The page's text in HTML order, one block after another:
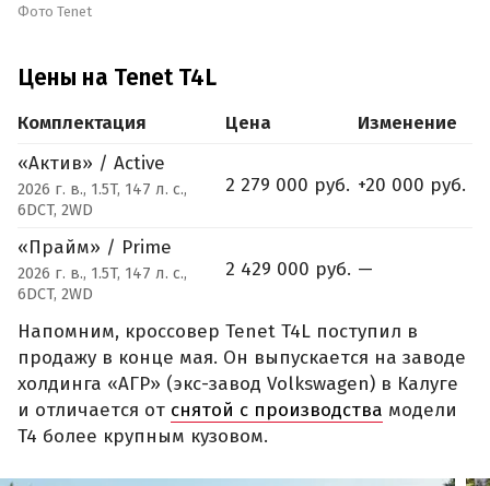
Фото Tenet
Цены на Tenet T4L
Комплектация Цена
Изменение
«Актив» / Active
2026 г. в., 1.5T, 147 л. с.,
6DCT, 2WD
2 279 000 руб. +20 000 руб.
«Прайм» / Prime
2026 г. в., 1.5T, 147 л. с.,
6DCT, 2WD
2 429 000 руб. —
Напомним, кроссовер Tenet T4L поступил в
продажу в конце мая. Он выпускается на заводе
холдинга «АГР» (экс-завод Volkswagen) в Калуге
и отличается от снятой с производства модели
T4 более крупным кузовом.